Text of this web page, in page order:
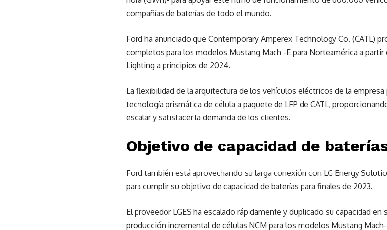
compañías de baterías de todo el mundo.
Ford ha anunciado que Contemporary Amperex Technology Co. (CATL)
completos para los modelos Mustang Mach -E para Norteamérica a partir
Lighting a principios de 2024.
La flexibilidad de la arquitectura de los vehículos eléctricos de la
tecnología prismática de célula a paquete de LFP de CATL,
escalar y satisfacer la demanda de los clientes.
Objetivo de capacidad de
Ford también está aprovechando su larga conexión con LG Energy
para cumplir su objetivo de capacidad de baterías para finales de 2023.
El proveedor LGES ha escalado rápidamente y duplicado su capacidad
producción incremental de células NCM para los modelos Mustang